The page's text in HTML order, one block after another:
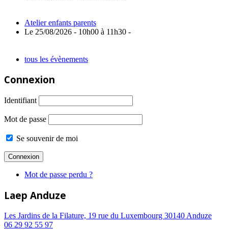
Atelier enfants parents
Le 25/08/2026 - 10h00 à 11h30 -
tous les évènements
Connexion
Identifiant
Mot de passe
Se souvenir de moi
Mot de passe perdu ?
Laep Anduze
Les Jardins de la Filature, 19 rue du Luxembourg 30140 Anduze
06 29 92 55 97